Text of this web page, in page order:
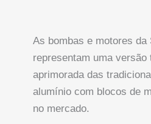
As bombas e motores da
representam uma versão
aprimorada das
alumínio com blocos de
no mercado.